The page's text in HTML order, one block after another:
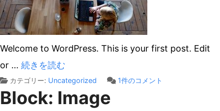
Welcome to WordPress. This is your first post. Edit
or … 続きを読む
カテゴリー: Uncategorized
Hello
1件のコメント
Block: Image